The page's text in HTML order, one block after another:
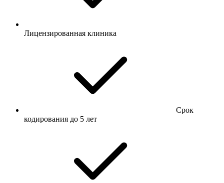
Лицензированная клиника
Срок
кодирования до 5 лет